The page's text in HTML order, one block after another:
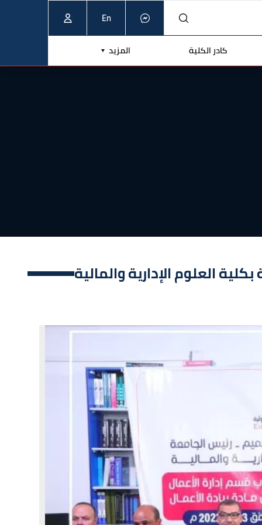
En
كادر الكلية المزيد
العلوم الإدارية والمالية